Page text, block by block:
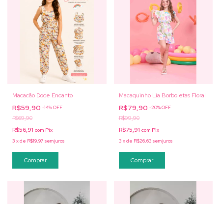
Macacão Doce Encanto
R$59,90 -14%OFF
R$69,90
R$56,91 com Pix
3 xde R$19,97 sem juros
Comprar
Macaquinho Lia Borboletas Floral
R$79,90 -20%OFF
R$99,90
R$75,91 com Pix
3 xde R$26,63 sem juros
Comprar